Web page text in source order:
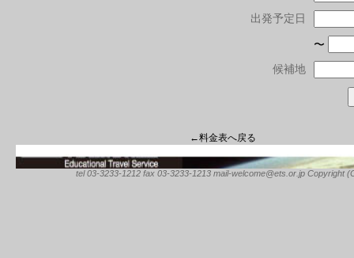
出発予定日
〜
候補地
←料金表へ戻る
tel 03-3233-1212 fax 03-3233-1213 mail-welcome@ets.or.jp Copyright